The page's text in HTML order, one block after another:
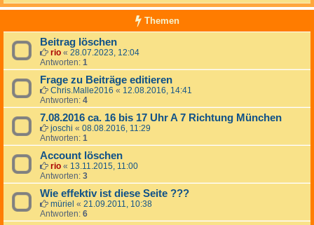
Themen
Beitrag löschen
rio « 28.07.2023, 12:04
Antworten: 1
Frage zu Beiträge editieren
Chris.Malle2016 « 12.08.2016, 14:41
Antworten: 4
7.08.2016 ca. 16 bis 17 Uhr A 7 Richtung München
joschi « 08.08.2016, 11:29
Antworten: 1
Account löschen
rio « 13.11.2015, 11:00
Antworten: 3
Wie effektiv ist diese Seite ???
müriel « 21.09.2011, 10:38
Antworten: 6